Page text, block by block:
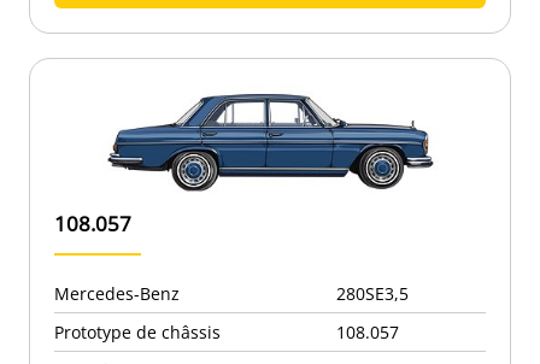
108.057
Mercedes-Benz
280SE3,5
Prototype de châssis
108.057